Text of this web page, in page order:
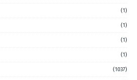
(1)
(1)
(1)
(1)
(1037)